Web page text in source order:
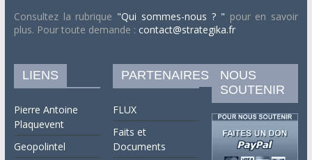
Consultez la rubrique "Qui sommes-nous ? " pour en savoir
plus. Pour toute demande : contact@strategika.fr
LIENS
Pierre Antoine
Plaquevent
Geopolintel
PARTENAIRES
FLUX
Faits et
Documents
NOUS
SOUTENIR